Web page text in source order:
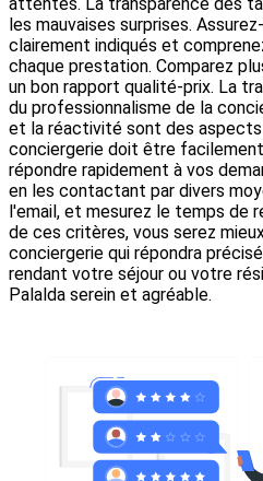
les mauvaises surprises.
clairement indiqués et
chaque prestation. Comparez
un bon rapport qualité-prix. La
du professionnalisme de la
et la réactivité sont des aspects
conciergerie doit être
répondre rapidement à vos
en les contactant par divers
l'email, et mesurez le temps de
de ces critères, vous serez
conciergerie qui répondra
rendant votre séjour ou votre
Palalda serein et agréable.